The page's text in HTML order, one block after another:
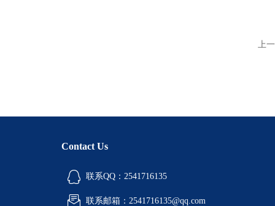
上
Contact Us
联系QQ：2541716135
联系邮箱：2541716135@qq.com